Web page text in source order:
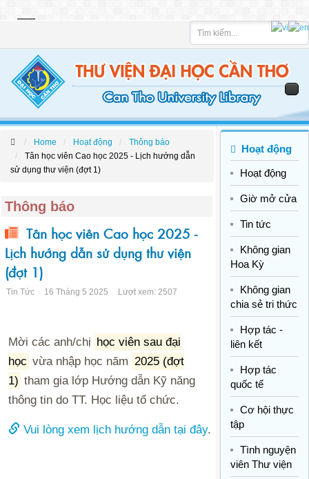
Home Hoạt động
Thông báo
Tân học viên Cao học 2025 - Lịch hướng dẫn
sử dụng thư viện (đợt 1)
Thông báo
Tân học viên Cao học 2025 -
Lịch hướng dẫn sử dụng thư viện
(đợt 1)
Tin Tức 16 Tháng 5 2025 Lượt xem: 2507
Mời các anh/chị học viên sau đại
học vừa nhập học năm 2025 (đợt
1) tham gia lớp Hướng dẫn Kỹ năng
thông tin do TT. Học liệu tổ chức.
Vui lòng xem lịch hướng dẫn tại đây.
Hoạt động
Hoạt động
Giờ mở cửa
Tin tức
Không gian
Hoa Kỳ
Không gian
chia sẻ tri thức
Hợp tác -
liên kết
Hợp tác
quốc tế
Cơ hội thực
tập
Tình nguyện
viên Thư viện